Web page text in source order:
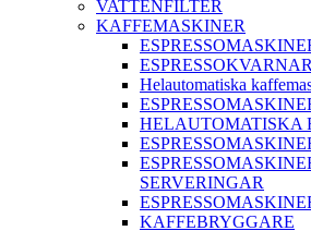
VATTENFILTER
KAFFEMASKINER
ESPRESSOKVARNAR
Helautomatiska
HELAUTOMATISKA
SERVERINGAR
KAFFEBRYGGARE